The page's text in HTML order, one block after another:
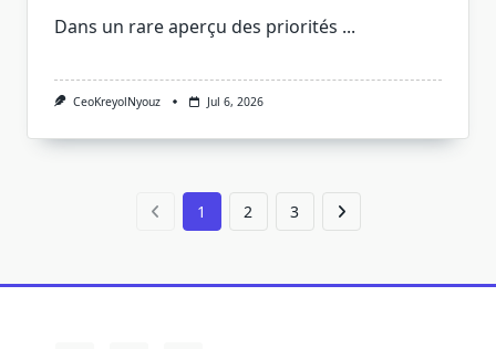
Dans un rare aperçu des priorités ...
CeoKreyolNyouz Jul 6, 2026
1 2 3